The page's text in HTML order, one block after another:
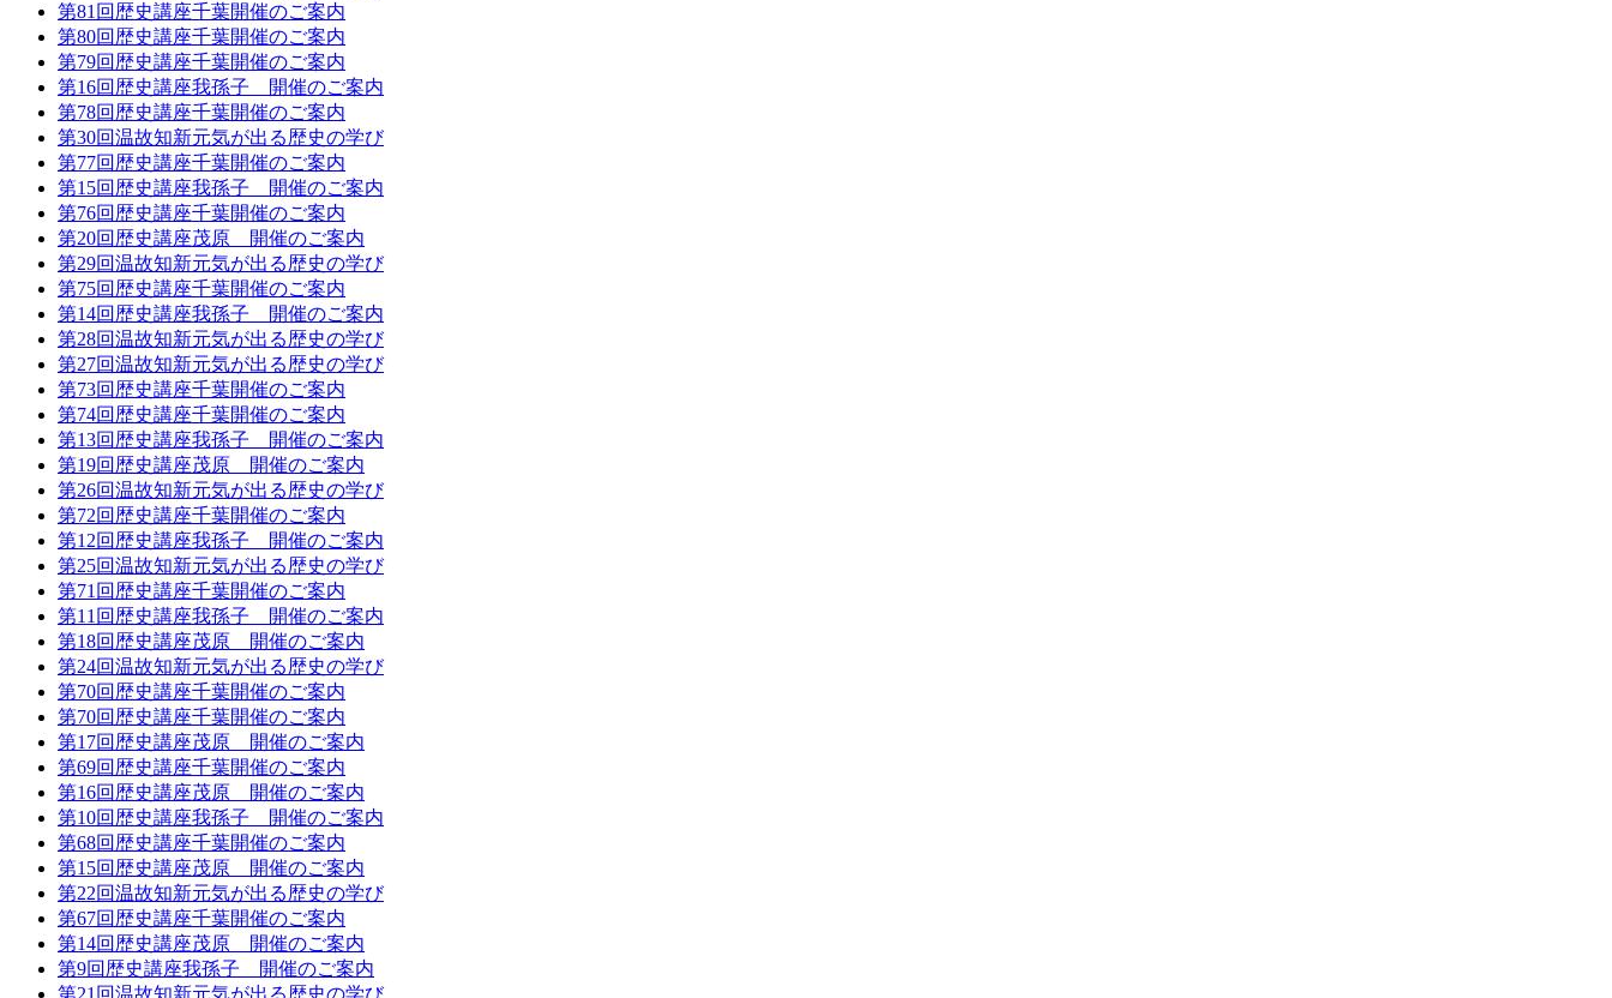
第81回歴史講座千葉開催のご案内
第80回歴史講座千葉開催のご案内
第79回歴史講座千葉開催のご案内
第16回歴史講座我孫子 開催のご案内
第78回歴史講座千葉開催のご案内
第30回温故知新元気が出る歴史の学び
第77回歴史講座千葉開催のご案内
第15回歴史講座我孫子 開催のご案内
第76回歴史講座千葉開催のご案内
第20回歴史講座茂原 開催のご案内
第29回温故知新元気が出る歴史の学び
第75回歴史講座千葉開催のご案内
第14回歴史講座我孫子 開催のご案内
第28回温故知新元気が出る歴史の学び
第27回温故知新元気が出る歴史の学び
第73回歴史講座千葉開催のご案内
第74回歴史講座千葉開催のご案内
第13回歴史講座我孫子 開催のご案内
第19回歴史講座茂原 開催のご案内
第26回温故知新元気が出る歴史の学び
第72回歴史講座千葉開催のご案内
第12回歴史講座我孫子 開催のご案内
第25回温故知新元気が出る歴史の学び
第71回歴史講座千葉開催のご案内
第11回歴史講座我孫子 開催のご案内
第18回歴史講座茂原 開催のご案内
第24回温故知新元気が出る歴史の学び
第70回歴史講座千葉開催のご案内
第70回歴史講座千葉開催のご案内
第17回歴史講座茂原 開催のご案内
第69回歴史講座千葉開催のご案内
第16回歴史講座茂原 開催のご案内
第10回歴史講座我孫子 開催のご案内
第68回歴史講座千葉開催のご案内
第15回歴史講座茂原 開催のご案内
第22回温故知新元気が出る歴史の学び
第67回歴史講座千葉開催のご案内
第14回歴史講座茂原 開催のご案内
第9回歴史講座我孫子 開催のご案内